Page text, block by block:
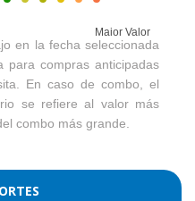
Maior Valor
en la fecha seleccionada
para compras anticipadas
En caso de combo, el
se refiere al valor más
combo más grande.